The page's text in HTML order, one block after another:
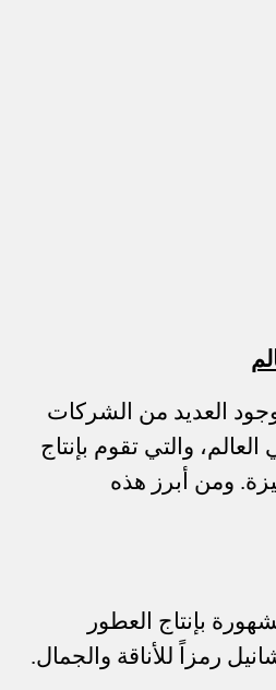
العديد من الشركات
والتي تقوم بإنتاج
ومن أبرز هذه
بإنتاج العطور
رمزاً للأناقة والجمال.